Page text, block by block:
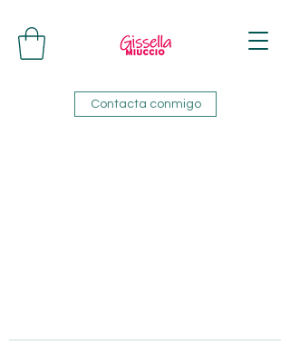
Contacta conmigo